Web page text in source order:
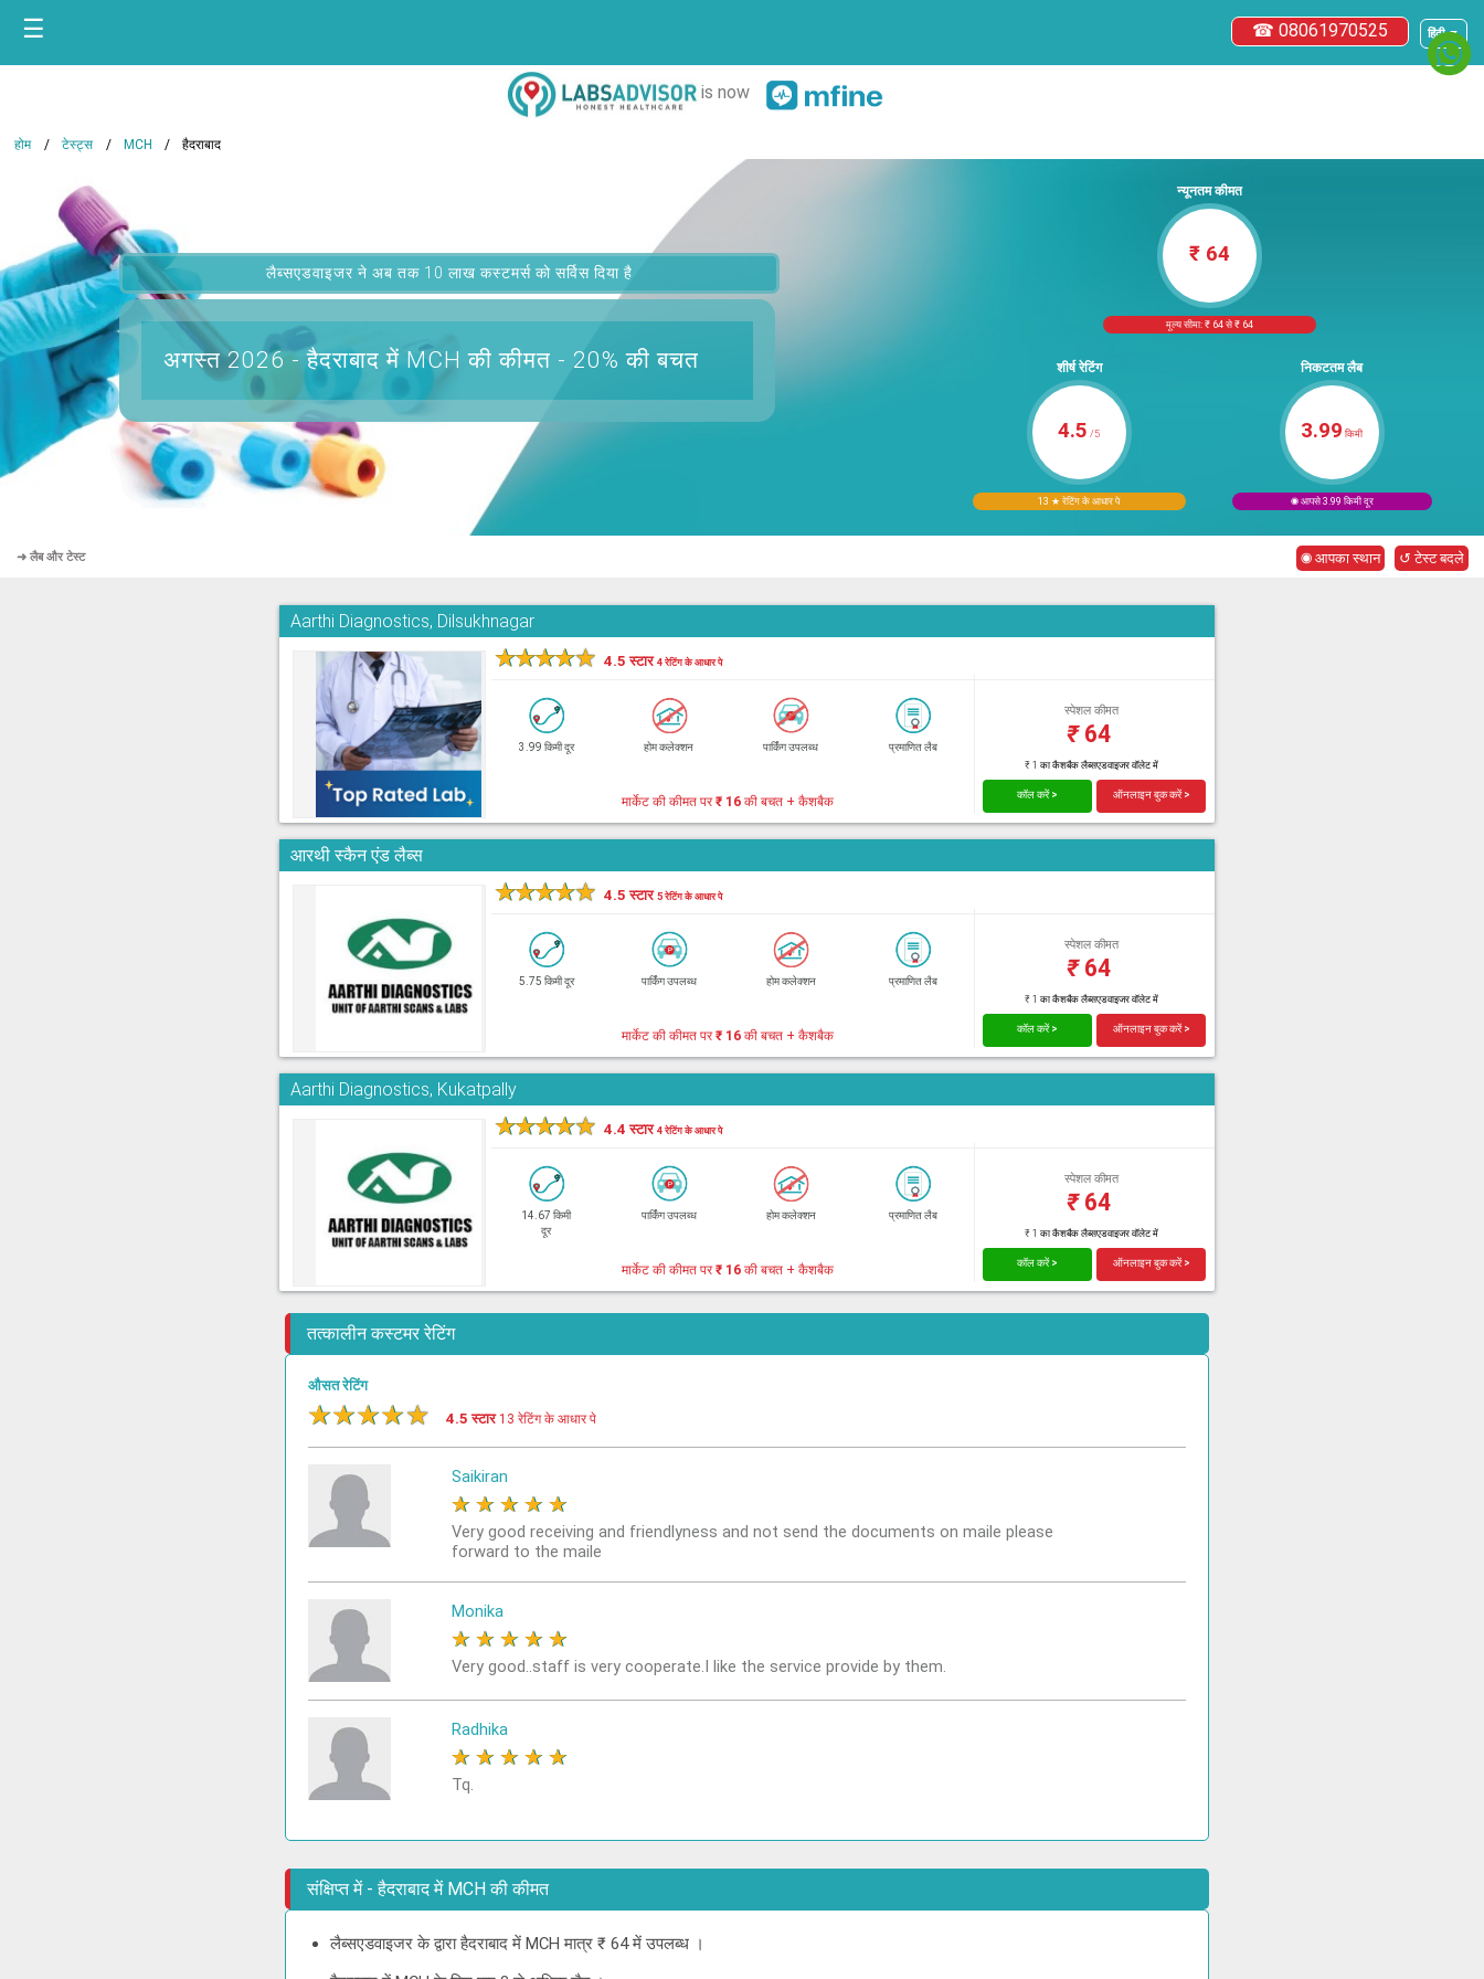
हिंदी ▼
☎ 08061970525
☰
is now
होम टेस्ट्स MCH हैदराबाद
लैब्सएडवाइजर ने अब तक 10 लाख कस्टमर्स को सर्विस दिया है
अगस्त 2026 -हैदराबाद में MCH की कीमत - 20% की बचत
न्यूनतम कीमत
₹ 64
मूल्य सीमा: ₹ 64 से ₹ 64
शीर्ष रेटिंग
4.5 /5
13 ★ रेटिंग के आधार पे
निकटतम लैब
3.99 किमी
◉ आपसे 3.99 किमी दूर
➜ लैब और टेस्ट ◉ आपका स्थान ↺ टेस्ट बदले
Aarthi Diagnostics, Dilsukhnagar
★★★★★ 4.5 स्टार4 रेटिंग के आधार पे
3.99 किमी दूर होम कलेक्शन पार्किंग उपलब्ध प्रमाणित लैब
स्पेशल कीमत
₹64
₹ 1 का कैशबैक लैब्सएडवाइजर वॉलेट में
मार्केट की कीमत पर₹ 16की बचत + कैशबैक कॉल करें > ऑनलाइन बुक करें >
आरथी स्कैन एंड लैब्स
★★★★★ 4.5 स्टार5 रेटिंग के आधार पे
5.75 किमी दूर पार्किंग उपलब्ध होम कलेक्शन प्रमाणित लैब
स्पेशल कीमत
₹64
₹ 1 का कैशबैक लैब्सएडवाइजर वॉलेट में
मार्केट की कीमत पर₹ 16की बचत + कैशबैक कॉल करें > ऑनलाइन बुक करें >
Aarthi Diagnostics, Kukatpally
★★★★★ 4.4 स्टार4 रेटिंग के आधार पे
14.67 किमी
दूर
पार्किंग उपलब्ध होम कलेक्शन प्रमाणित लैब
स्पेशल कीमत
₹64
₹ 1 का कैशबैक लैब्सएडवाइजर वॉलेट में
मार्केट की कीमत पर₹ 16की बचत + कैशबैक कॉल करें > ऑनलाइन बुक करें >
तत्कालीन कस्टमर रेटिंग
औसत रेटिंग
★★★★★ 4.5 स्टार 13 रेटिंग के आधार पे
Saikiran
★ ★ ★ ★ ★
Very good receiving and friendlyness and not send the documents on maile please
forward to the maile
Monika
★ ★ ★ ★ ★
Very good..staff is very cooperate.I like the service provide by them.
Radhika
★ ★ ★ ★ ★
Tq.
संक्षिप्त में - हैदराबाद में MCH की कीमत
लैब्सएडवाइजर के द्वारा हैदराबाद में MCH मात्र ₹ 64 में उपलब्ध ।